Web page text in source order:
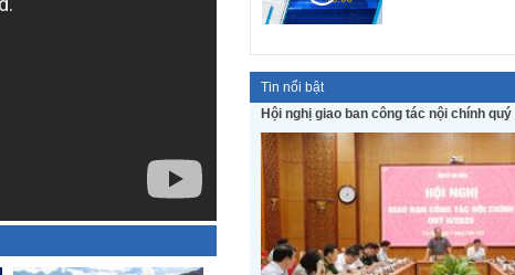
Tin nổi bật
Hội nghị giao ban công tác nội chính quý II